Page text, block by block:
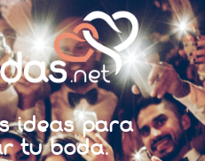
ideas para
tu boda.